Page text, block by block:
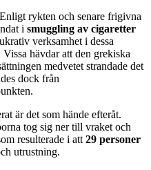
rykten och senare frigivna
i smuggling av cigaretter
verksamhet i dessa
hävdar att den grekiska
medvetet strandade det
dock från
är det som hände efteråt.
tog sig ner till vraket och
resulterade i att 29 personer
utrustning.